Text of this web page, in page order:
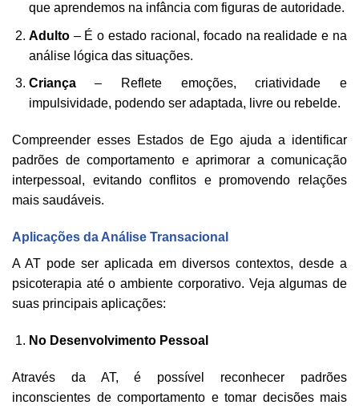
que aprendemos na infância com figuras de autoridade.
Adulto– É o estado racional, focado na realidade e na
análise lógica das situações.
Criança– Reflete emoções, criatividade e
impulsividade, podendo ser adaptada, livre ou rebelde.
Compreender esses Estados de Ego ajuda a identificar
padrões de comportamento e aprimorar a comunicação
interpessoal, evitando conflitos e promovendo relações
mais saudáveis.
Aplicações da Análise Transacional
A AT pode ser aplicada em diversos contextos, desde a
psicoterapia até o ambiente corporativo. Veja algumas de
suas principais aplicações:
No Desenvolvimento Pessoal
Através da AT, é possível reconhecer padrões
inconscientes de comportamento e tomar decisões mais